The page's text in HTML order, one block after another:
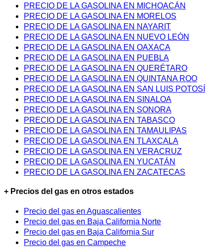
PRECIO DE LA GASOLINA EN MICHOACÁN
PRECIO DE LA GASOLINA EN MORELOS
PRECIO DE LA GASOLINA EN NAYARIT
PRECIO DE LA GASOLINA EN NUEVO LEÓN
PRECIO DE LA GASOLINA EN OAXACA
PRECIO DE LA GASOLINA EN PUEBLA
PRECIO DE LA GASOLINA EN QUERÉTARO
PRECIO DE LA GASOLINA EN QUINTANA ROO
PRECIO DE LA GASOLINA EN SAN LUIS POTOSÍ
PRECIO DE LA GASOLINA EN SINALOA
PRECIO DE LA GASOLINA EN SONORA
PRECIO DE LA GASOLINA EN TABASCO
PRECIO DE LA GASOLINA EN TAMAULIPAS
PRECIO DE LA GASOLINA EN TLAXCALA
PRECIO DE LA GASOLINA EN VERACRUZ
PRECIO DE LA GASOLINA EN YUCATÁN
PRECIO DE LA GASOLINA EN ZACATECAS
+ Precios del gas en otros estados
Precio del gas en Aguascalientes
Precio del gas en Baja California Norte
Precio del gas en Baja California Sur
Precio del gas en Campeche